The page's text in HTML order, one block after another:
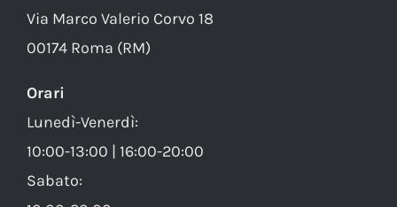
Via Marco Valerio Corvo 18
00174 Roma (RM)
Orari
Lunedì-Venerdì:
10:00-13:00 | 16:00-20:00
Sabato: